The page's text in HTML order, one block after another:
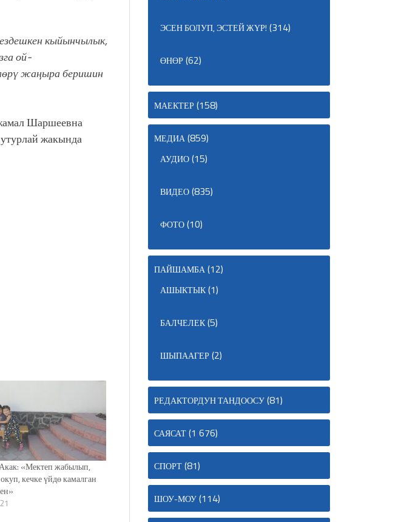
кыйынчылык,
ой-
жаӊыра беришин
Шаршеевна
жакында
«Мектеп жабылып,
кечке үйдө камалган
ЭСЕН БОЛУП, ЭСТЕЙ ЖҮР! (314)
ӨНӨР(62)
МАЕКТЕР(158)
МЕДИА(859)
АУДИО(15)
ВИДЕО(835)
ФОТО(10)
ПАЙШАМБА(12)
АШЫКТЫК(1)
БАЛЧЕЛЕК(5)
ШЫПААГЕР(2)
РЕДАКТОРДУН ТАНДООСУ(81)
САЯСАТ(1 676)
СПОРТ(81)
ШОУ-МОУ(114)